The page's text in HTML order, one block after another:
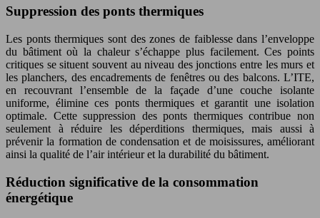
Suppression des ponts thermiques
Les ponts thermiques sont des zones de faiblesse dans l’enveloppe
du bâtiment où la chaleur s’échappe plus facilement. Ces points
critiques se situent souvent au niveau des jonctions entre les murs et
les planchers, des encadrements de fenêtres ou des balcons. L’ITE,
en recouvrant l’ensemble de la façade d’une couche isolante
uniforme, élimine ces ponts thermiques et garantit une isolation
optimale. Cette suppression des ponts thermiques contribue non
seulement à réduire les déperditions thermiques, mais aussi à
prévenir la formation de condensation et de moisissures, améliorant
ainsi la qualité de l’air intérieur et la durabilité du bâtiment.
Réduction significative de la consommation
énergétique